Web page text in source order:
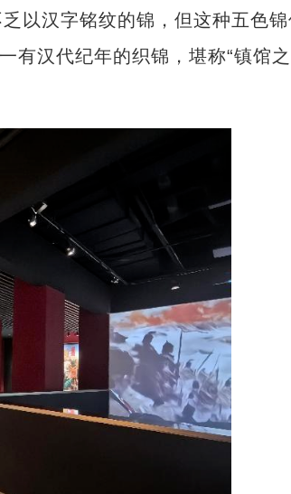
以汉字铭纹的锦，但这种五色
有汉代纪年的织锦，堪称“镇馆之